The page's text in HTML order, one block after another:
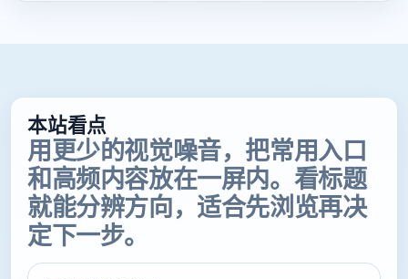
本站看点
用更少的视觉噪音，把常用入口
和高频内容放在一屏内。看标题
就能分辨方向，适合先浏览再决
定下一步。